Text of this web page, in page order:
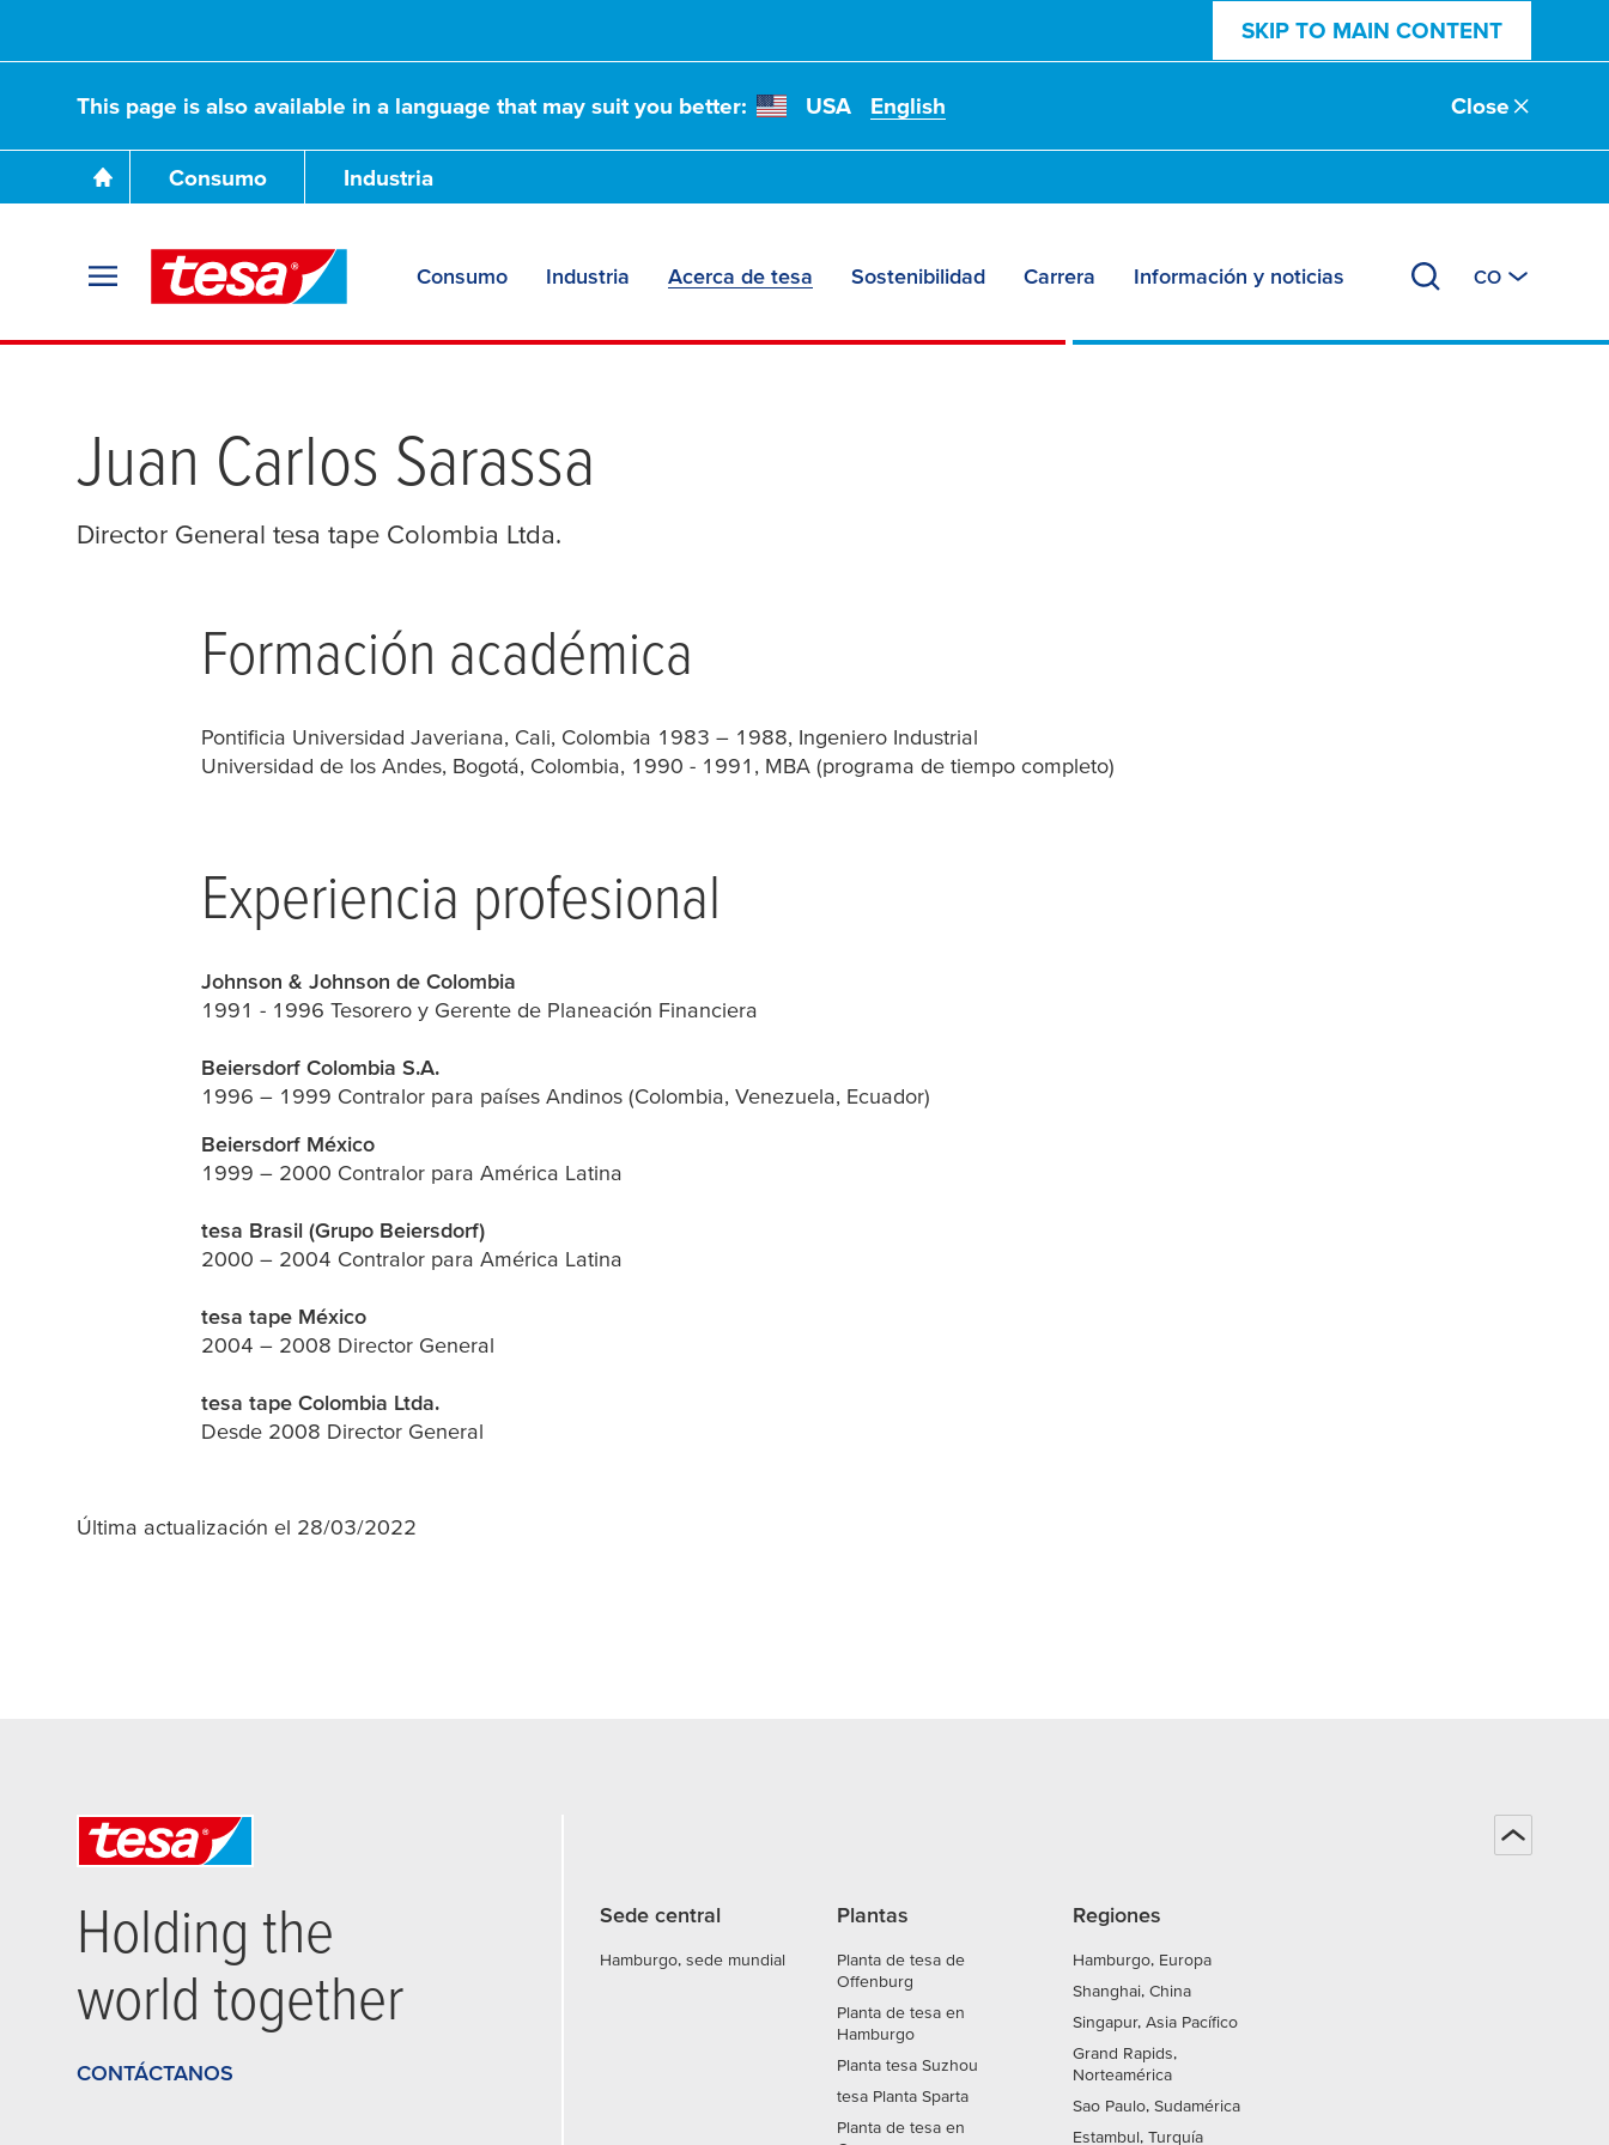
SKIP TO MAIN CONTENT
This page is also available in a language that may suit you better: USA English Close
Consumo Industria
Consumo Industria Acerca de tesa Sostenibilidad Carrera Información y noticias CO
Juan Carlos Sarassa
Director General tesa tape Colombia Ltda.
Formación académica
Pontificia Universidad Javeriana, Cali, Colombia 1983 – 1988, Ingeniero Industrial
Universidad de los Andes, Bogotá, Colombia, 1990 - 1991, MBA (programa de tiempo completo)
Experiencia profesional
Johnson & Johnson de Colombia
1991 - 1996 Tesorero y Gerente de Planeación Financiera
Beiersdorf Colombia S.A.
1996 – 1999 Contralor para países Andinos (Colombia, Venezuela, Ecuador)
Beiersdorf México
1999 – 2000 Contralor para América Latina
tesa Brasil (Grupo Beiersdorf)
2000 – 2004 Contralor para América Latina
tesa tape México
2004 – 2008 Director General
tesa tape Colombia Ltda.
Desde 2008 Director General
Última actualización el 28/03/2022
Holding the
world together
CONTÁCTANOS
Sede central
Hamburgo, sede mundial
Plantas
Planta de tesa de
Offenburg
Planta de tesa en
Hamburgo
Planta tesa Suzhou
tesa Planta Sparta
Planta de tesa en
Regiones
Hamburgo, Europa
Shanghai, China
Singapur, Asia Pacífico
Grand Rapids,
Norteamérica
Sao Paulo, Sudamérica
Estambul, Turquía